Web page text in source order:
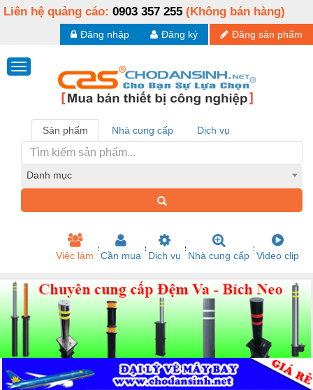
Liên hệ quảng cáo: 0903 357 255 (Không bán hàng)
Đăng sản phẩm
Đăng ký
Đăng nhập
Sản phẩm Nhà cung cấp Dịch vụ
Danh mục
Việc làm Cần mua Dịch vụ Nhà cung cấp Video clip